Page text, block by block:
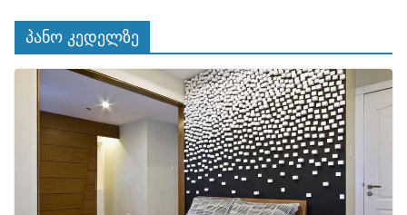
პანო კედელზე